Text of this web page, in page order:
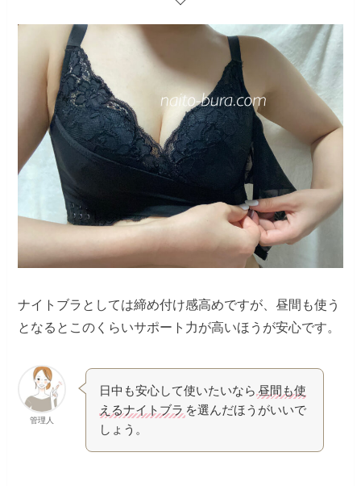
ナイトブラとしては締め付け感高めですが、昼間も使う
となるとこのくらいサポート力が高いほうが安心です。
管理人
日中も安心して使いたいなら 昼間も使
えるナイトブラ を選んだほうがいいで
しょう。